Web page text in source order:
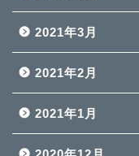
2021年3月
2021年2月
2021年1月